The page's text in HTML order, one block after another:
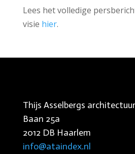
Lees het volledige
visie hier.
Thijs Asselbergs
Baan 25a
2012 DB Haarlem
info@ataindex.nl